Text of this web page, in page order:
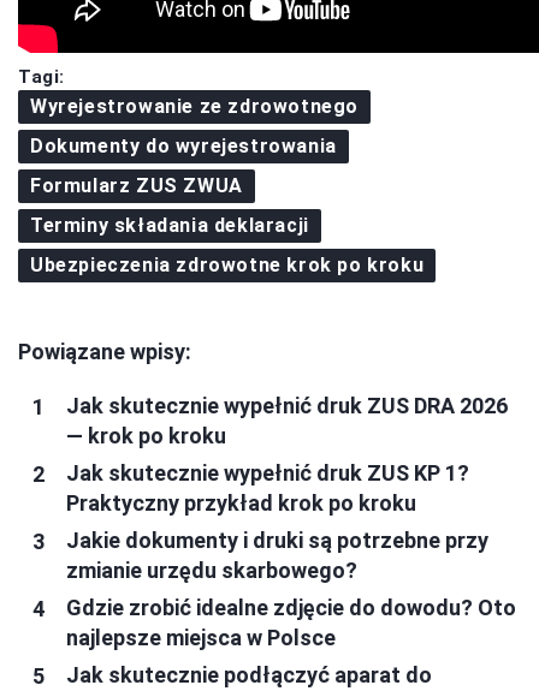
Tagi:
Wyrejestrowanie ze zdrowotnego
Dokumenty do wyrejestrowania
Formularz ZUS ZWUA
Terminy składania deklaracji
Ubezpieczenia zdrowotne krok po kroku
Powiązane wpisy:
Jak skutecznie wypełnić druk ZUS DRA 2026
— krok po kroku
Jak skutecznie wypełnić druk ZUS KP 1?
Praktyczny przykład krok po kroku
Jakie dokumenty i druki są potrzebne przy
zmianie urzędu skarbowego?
Gdzie zrobić idealne zdjęcie do dowodu? Oto
najlepsze miejsca w Polsce
Jak skutecznie podłączyć aparat do